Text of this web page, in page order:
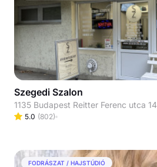
Szegedi Szalon
1135 Budapest Reitter Ferenc utca 14
5.0 (802)
FODRÁSZAT / HAJSTÚDIÓ